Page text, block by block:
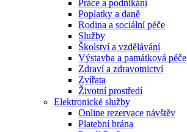
Práce a podnikání
Poplatky a daně
Rodina a sociální péče
Služby
Školství a vzdělávání
Výstavba a památková péče
Zdraví a zdravotnictví
Zvířata
Životní prostředí
Elektronické služby
Online rezervace návštěv
Platební brána